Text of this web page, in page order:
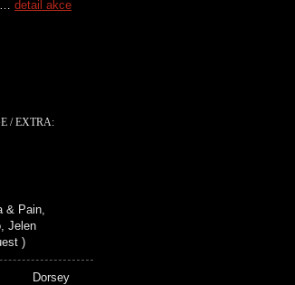
detail akce
/ EXTRA:
& Pain,
Jelen
)
Dorsey